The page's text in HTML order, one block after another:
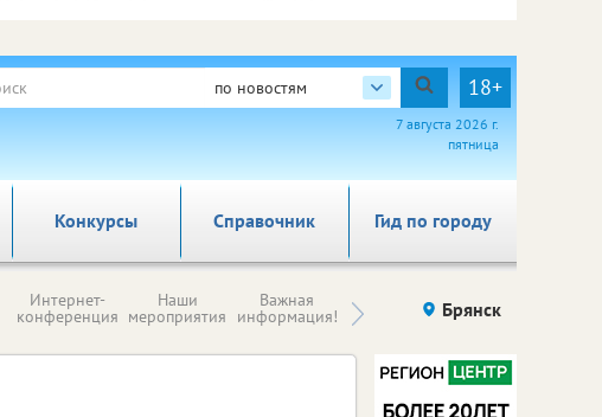
по новостям 18+
7 августа 2026 г.
пятница
Справочник Гид по городу
Конкурсы
Интернет-
конференция
Наши
мероприятия
Важная
информация! Происшествия Здоровье
Брянск